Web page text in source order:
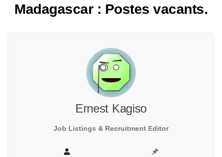
Madagascar : Postes vacants.
Ernest Kagiso
Job Listings & Recruitment Editor